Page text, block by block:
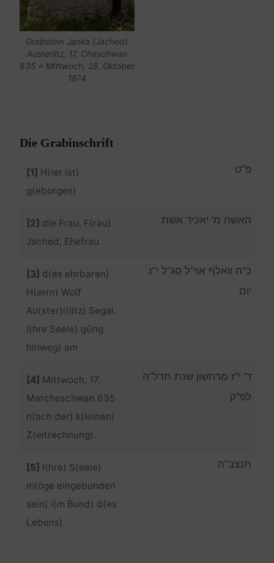
Grabstein Janka (Jached)
Austerlitz, 17. Cheschwan
635 = MIttwoch, 28. Oktober
1874
Die Grabinschrift
[1] H(ier ist)
g(eborgen)
פ”ט
[2] die Frau, F(rau)
Jached, Ehefrau
האשה מ’ יאכיד אשת
[3] d(es ehrbaren)
H(errn) Wolf
Au(ster)l(litz) Segal.
I(hre Seele) g(ing
hinweg) am
כ”ה וואלף אוי”ל סג”ל י”נ
יום
[4] Mittwoch, 17.
Marcheschwan 635
n(ach der) k(leinen)
Z(eitrechnung).
ד’ י”ז מרחשון שנת תרל”ה
לפ”ק
[5] I(hre) S(eele)
m(öge eingebunden
sein) i(m Bund) d(es
Lebens).
תנצב”ה